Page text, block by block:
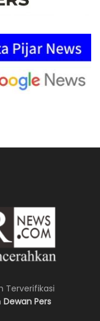
Terverifikasi
Dewan Pers